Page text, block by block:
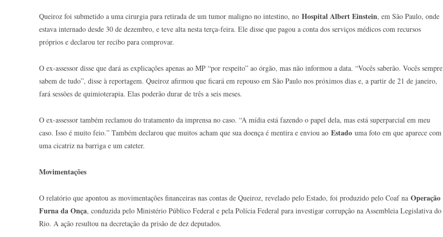
Queiroz foi submetido a uma cirurgia para retirada de um tumor maligno no intestino, no Hospital Albert Einstein, em São Paulo, onde
estava internado desde 30 de dezembro, e teve alta nesta terça-feira. Ele disse que pagou a conta dos serviços médicos com recursos
próprios e declarou ter recibo para comprovar.
O ex-assessor disse que dará as explicações apenas ao MP “por respeito” ao órgão, mas não informou a data. “Vocês saberão. Vocês sempre
sabem de tudo”, disse à reportagem. Queiroz afirmou que ficará em repouso em São Paulo nos próximos dias e, a partir de 21 de janeiro,
fará sessões de quimioterapia. Elas poderão durar de três a seis meses.
O ex-assessor também reclamou do tratamento da imprensa no caso. “A mídia está fazendo o papel dela, mas está superparcial em meu
caso. Isso é muito feio.” Também declarou que muitos acham que sua doença é mentira e enviou ao Estado uma foto em que aparece com
uma cicatriz na barriga e um cateter.
Movimentações
O relatório que apontou as movimentações financeiras nas contas de Queiroz, revelado pelo Estado, foi produzido pelo Coaf na Operação
Furna da Onça, conduzida pelo Ministério Público Federal e pela Polícia Federal para investigar corrupção na Assembleia Legislativa do
Rio. A ação resultou na decretação da prisão de dez deputados.